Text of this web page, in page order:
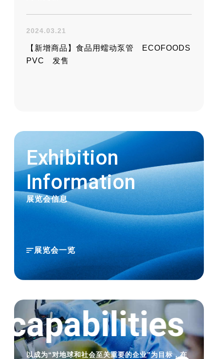
2024.03.21
【新增商品】食品用蠕动泵管 ECOFOODS
PVC 发售
2023.11.01
【新增商品】与胶管组合，提高安全性和可
靠性。FUSSOTHERMO-S100℃ HOSE专
用接头“TOYOCONNECTOR TC3-FST型”全
新发售
【新增商品】使用源自天然资源的原料，环
保商品“TOYOBIO PRO 胶管”全新发售
2023.03.23
【新增商品】通过氟与硅酮的乘数效应，耐
热性和清洗性大幅提高。“FUSSOTHERMO-
S100℃ HOSE”发售
Exhibition
Information
展览会信息
展览会一览
以成为“对地球和社会至关重要的企业”为目标，在